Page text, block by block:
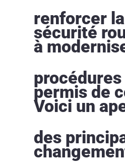
renforcer la
sécurité
à
permis de
Voici un
des